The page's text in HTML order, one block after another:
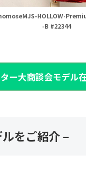
HOLLOW-
-B #22344
ー大商談会モデル
をご紹介 –